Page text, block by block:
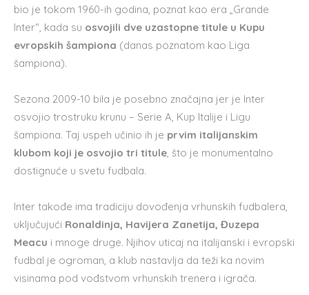
bio je tokom 1960-ih godina, poznat kao era „Grande
Inter“, kada su osvojili dve uzastopne titule u Kupu
evropskih šampiona (danas poznatom kao Liga
šampiona).
Sezona 2009-10 bila je posebno značajna jer je Inter
osvojio trostruku krunu – Serie A, Kup Italije i Ligu
šampiona. Taj uspeh učinio ih je prvim italijanskim
klubom koji je osvojio tri titule, što je monumentalno
dostignuće u svetu fudbala.
Inter takođe ima tradiciju dovođenja vrhunskih fudbalera,
uključujući Ronaldinja, Havijera Zanetija, Đuzepa
Meacu i mnoge druge. Njihov uticaj na italijanski i evropski
fudbal je ogroman, a klub nastavlja da teži ka novim
visinama pod vođstvom vrhunskih trenera i igrača.